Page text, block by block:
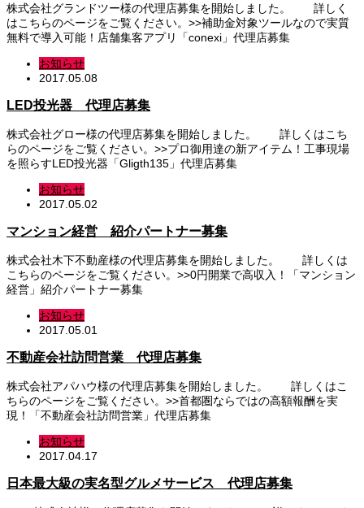
株式会社グランドツー様の代理店募集を開始しました。 詳しく
はこちらのページをご覧ください。>>補助金対象ツールなので実質
無料で導入可能！店舗集客アプリ「conexi」代理店募集
お知らせ
2017.05.08
LED投光器 代理店募集
株式会社グロー様の代理店募集を開始しました。 詳しくはこち
らのページをご覧ください。>>プロ御用達の新アイテム！工事現場
を照らすLED投光器「Gligth135」代理店募集
お知らせ
2017.05.02
マンション経営 紹介パートナー募集
株式会社木下不動産様の代理店募集を開始しました。 詳しくは
こちらのページをご覧ください。>>0円開業で高収入！「マンション
経営」紹介パートナー募集
お知らせ
2017.05.01
不動産会社訪問営業 代理店募集
株式会社アパハウ様の代理店募集を開始しました。 詳しくはこ
ちらのページをご覧ください。>>首都圏ならではの高額報酬を実
現！「不動産会社訪問営業」代理店募集
お知らせ
2017.04.17
日本最大級の実名型グルメサービス 代理店募集